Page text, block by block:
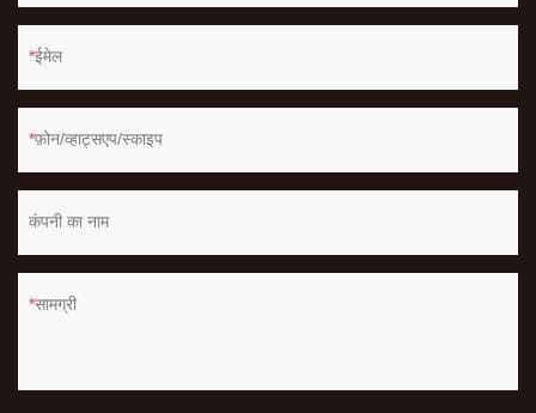
ईमेल
फ़ोन/व्हाट्सएप/स्काइप
कंपनी का नाम
सामग्री